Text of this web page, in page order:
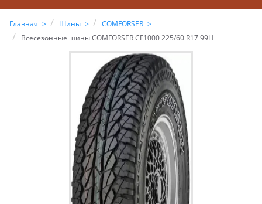
Главная Шины
COMFORSER
Всесезонные шины COMFORSER CF1000 225/60 R17 99H